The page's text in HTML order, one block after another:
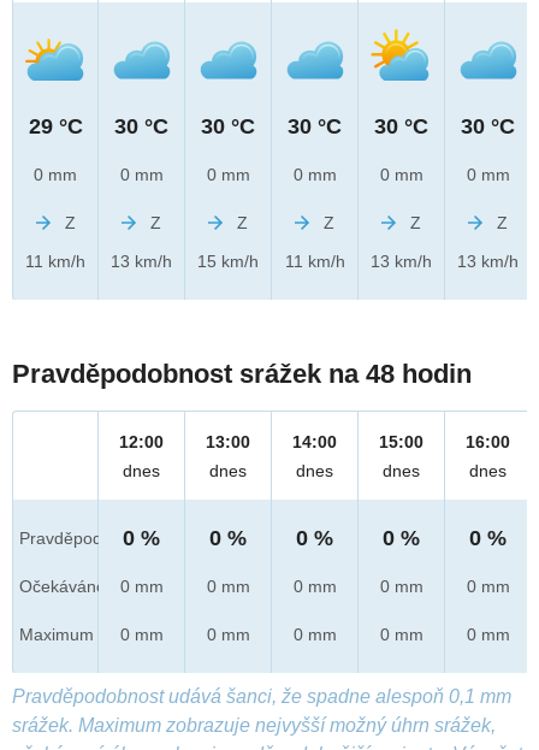
29 °C
0 mm
Z
11 km/h
30 °C
0 mm
Z
13 km/h
30 °C
0 mm
Z
15 km/h
30 °C
0 mm
Z
11 km/h
30 °C
0 mm
Z
13 km/h
30 °C
0 mm
Z
13 km/h
Pravděpodobnost srážek na 48 hodin
Pravděpod.
Očekáváno
Maximum
12:00
dnes
0 %
0 mm
0 mm
13:00
dnes
0 %
0 mm
0 mm
14:00
dnes
0 %
0 mm
0 mm
15:00
dnes
0 %
0 mm
0 mm
16:00
dnes
0 %
0 mm
0 mm
Pravděpodobnost udává šanci, že spadne alespoň 0,1 mm
srážek. Maximum zobrazuje nejvyšší možný úhrn srážek,